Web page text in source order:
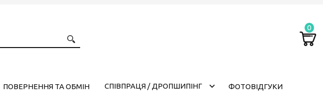
ПОВЕРНЕННЯ ТА ОБМІН СПІВПРАЦЯ / ДРОПШИПІНГ ФОТОВІДГУКИ